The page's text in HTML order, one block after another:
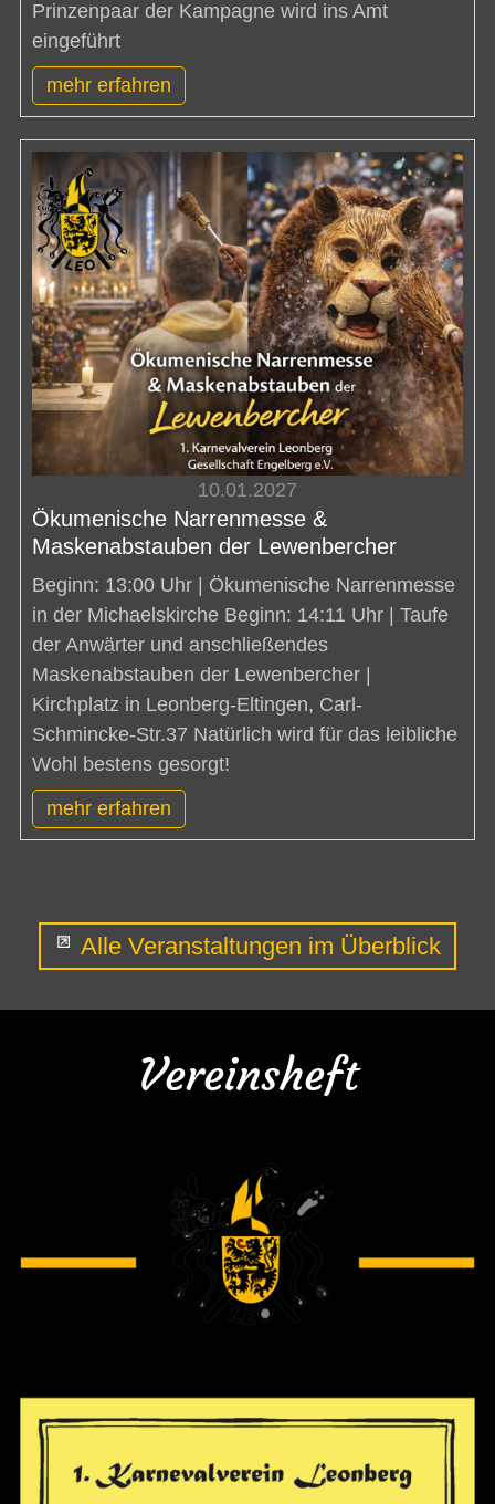
Prinzenpaar der Kampagne wird ins Amt
eingeführt
mehr erfahren
10.01.2027
Ökumenische Narrenmesse &
Maskenabstauben der Lewenbercher
Beginn: 13:00 Uhr | Ökumenische Narrenmesse
in der Michaelskirche Beginn: 14:11 Uhr | Taufe
der Anwärter und anschließendes
Maskenabstauben der Lewenbercher |
Kirchplatz in Leonberg-Eltingen, Carl-
Schmincke-Str.37 Natürlich wird für das leibliche
Wohl bestens gesorgt!
mehr erfahren
Alle Veranstaltungen im Überblick
Vereinsheft